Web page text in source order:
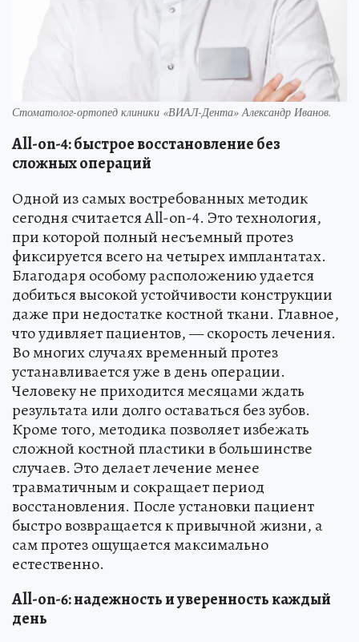
Стоматолог-ортопед клиники «ВИАЛ-Дента» Александр Иванов.
All-on-4: быстрое восстановление без
сложных операций
Одной из самых востребованных методик
сегодня считается All-on-4. Это технология,
при которой полный несъемный протез
фиксируется всего на четырех имплантатах.
Благодаря особому расположению удается
добиться высокой устойчивости конструкции
даже при недостатке костной ткани. Главное,
что удивляет пациентов, — скорость лечения.
Во многих случаях временный протез
устанавливается уже в день операции.
Человеку не приходится месяцами ждать
результата или долго оставаться без зубов.
Кроме того, методика позволяет избежать
сложной костной пластики в большинстве
случаев. Это делает лечение менее
травматичным и сокращает период
восстановления. После установки пациент
быстро возвращается к привычной жизни, а
сам протез ощущается максимально
естественно.
All-on-6: надежность и уверенность каждый
день